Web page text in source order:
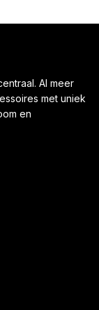
Al meer
met uniek
en